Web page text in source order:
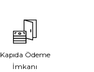
Kapıda Ödeme
İmkanı